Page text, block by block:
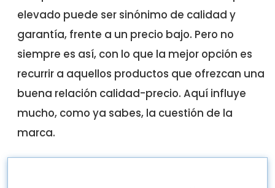
elevado puede ser sinónimo de calidad y
garantía, frente a un precio bajo. Pero no
siempre es así, con lo que la mejor opción es
recurrir a aquellos productos que ofrezcan una
buena relación calidad-precio. Aquí influye
mucho, como ya sabes, la cuestión de la
marca.